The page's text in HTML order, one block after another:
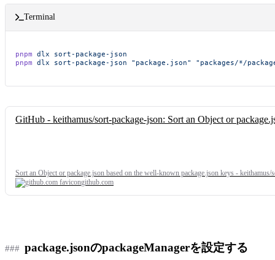
Terminal
pnpm dlx sort-package-json
pnpm dlx sort-package-json "package.json" "packages/*/
GitHub - keithamus/sort-package-json: Sort an Object or
Sort an Object or package.json based on the well-known package.json keys - keithamus/
github.com
package.jsonのpackageManagerを設定する